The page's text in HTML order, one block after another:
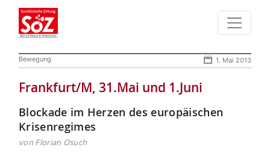
Bewegung 1. Mai 2013
Frankfurt/M, 31.Mai und 1.Juni
Blockade im Herzen des europäischen
Krisenregimes
von Florian Osuch